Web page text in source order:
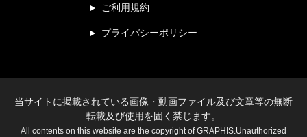
ご利用規約
プライバシーポリシー
当サイトに掲載されている画像・動画ファイル及び文章等の無断
転載及び使用を固く禁じます。
All contents on this website are the copyright of GRAPHIS.Unauthorized